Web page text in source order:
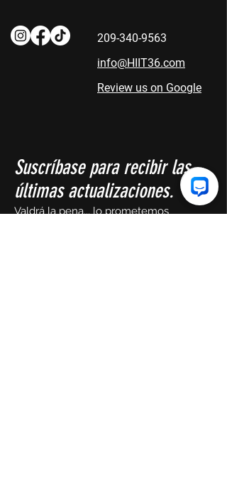
209-340-9563
info@HIIT36.com
Review us on Google
Suscríbase para recibir las
últimas actualizaciones.
Valdrá la pena... lo prometemos